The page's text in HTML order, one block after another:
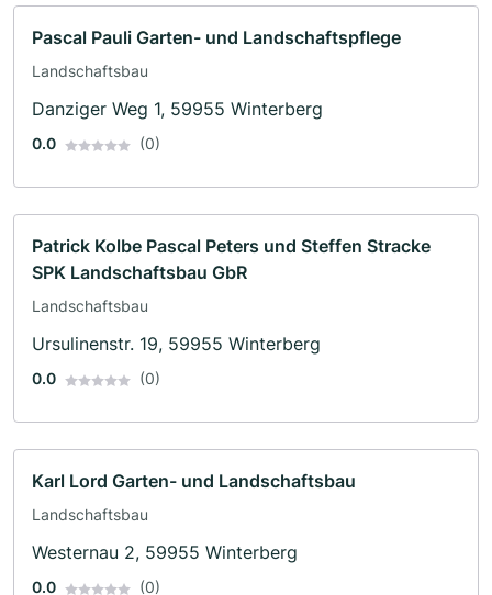
Pascal Pauli Garten- und Landschaftspflege
Landschaftsbau
Danziger Weg 1, 59955 Winterberg
0.0 (0)
Patrick Kolbe Pascal Peters und Steffen Stracke
SPK Landschaftsbau GbR
Landschaftsbau
Ursulinenstr. 19, 59955 Winterberg
0.0 (0)
Karl Lord Garten- und Landschaftsbau
Landschaftsbau
Westernau 2, 59955 Winterberg
0.0 (0)